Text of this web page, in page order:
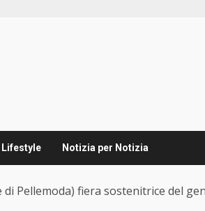
Lifestyle Notizia per Notizia
Pellemoda) fiera sostenitrice del